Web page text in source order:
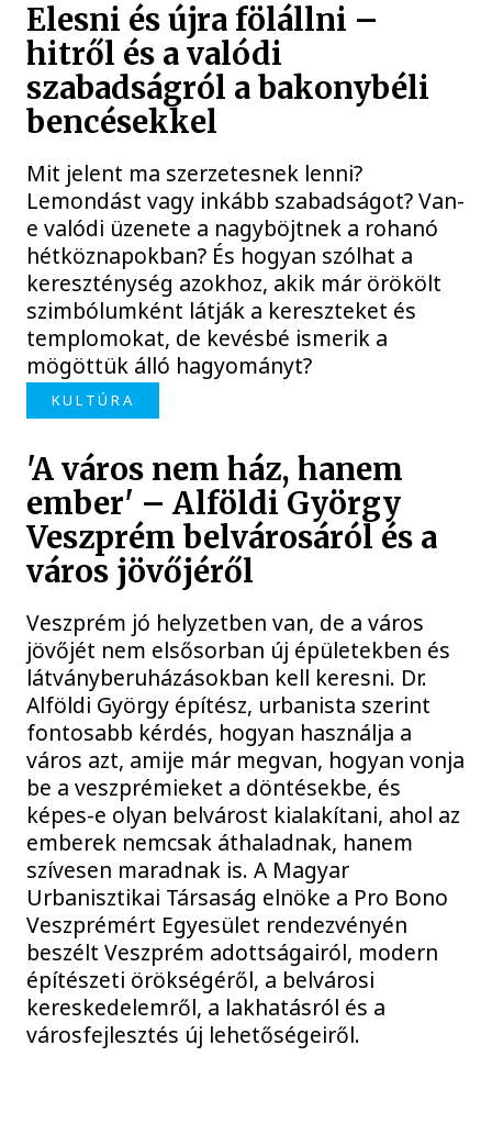
Elesni és újra fölállni –
hitről és a valódi
szabadságról a bakonybéli
bencésekkel
Mit jelent ma szerzetesnek lenni?
Lemondást vagy inkább szabadságot? Van-
e valódi üzenete a nagyböjtnek a rohanó
hétköznapokban? És hogyan szólhat a
kereszténység azokhoz, akik már örökölt
szimbólumként látják a kereszteket és
templomokat, de kevésbé ismerik a
mögöttük álló hagyományt?
KULTÚRA
'A város nem ház, hanem
ember' – Alföldi György
Veszprém belvárosáról és a
város jövőjéről
Veszprém jó helyzetben van, de a város
jövőjét nem elsősorban új épületekben és
látványberuházásokban kell keresni. Dr.
Alföldi György építész, urbanista szerint
fontosabb kérdés, hogyan használja a
város azt, amije már megvan, hogyan vonja
be a veszprémieket a döntésekbe, és
képes-e olyan belvárost kialakítani, ahol az
emberek nemcsak áthaladnak, hanem
szívesen maradnak is. A Magyar
Urbanisztikai Társaság elnöke a Pro Bono
Veszprémért Egyesület rendezvényén
beszélt Veszprém adottságairól, modern
építészeti örökségéről, a belvárosi
kereskedelemről, a lakhatásról és a
városfejlesztés új lehetőségeiről.